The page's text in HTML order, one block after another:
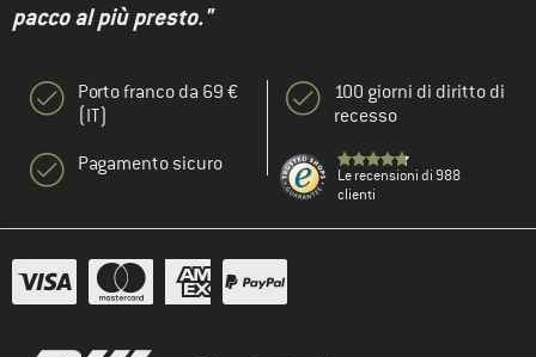
pacco al più presto."
Porto franco da 69 €
(IT)
Pagamento sicuro
100 giorni di diritto di
recesso
Le recensioni di 988
clienti